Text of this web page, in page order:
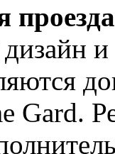
Gard.